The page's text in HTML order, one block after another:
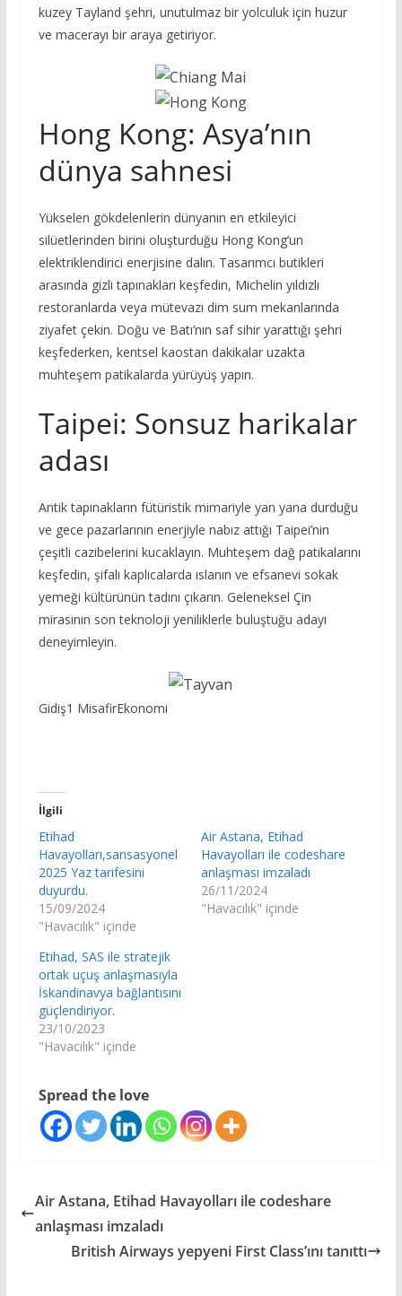
kuzey Tayland şehri, unutulmaz bir yolculuk için huzur
ve macerayı bir araya getiriyor.
Hong Kong: Asya’nın
dünya sahnesi
Yükselen gökdelenlerin dünyanın en etkileyici
silüetlerinden birini oluşturduğu Hong Kong’un
elektriklendirici enerjisine dalın. Tasarımcı butikleri
arasında gizli tapınakları keşfedin, Michelin yıldızlı
restoranlarda veya mütevazı dim sum mekanlarında
ziyafet çekin. Doğu ve Batı’nın saf sihir yarattığı şehri
keşfederken, kentsel kaostan dakikalar uzakta
muhteşem patikalarda yürüyüş yapın.
Taipei: Sonsuz harikalar
adası
Antik tapınakların fütüristik mimariyle yan yana durduğu
ve gece pazarlarının enerjiyle nabız attığı Taipei’nin
çeşitli cazibelerini kucaklayın. Muhteşem dağ patikalarını
keşfedin, şifalı kaplıcalarda ıslanın ve efsanevi sokak
yemeği kültürünün tadını çıkarın. Geleneksel Çin
mirasının son teknoloji yeniliklerle buluştuğu adayı
deneyimleyin.
Gidiş1 MisafirEkonomi
İlgili
Etihad
Havayolları,sansasyonel
2025 Yaz tarifesini
duyurdu.
15/09/2024
"Havacılık" içinde
Air Astana, Etihad
Havayolları ile codeshare
anlaşması imzaladı
26/11/2024
"Havacılık" içinde
Etihad, SAS ile stratejik
ortak uçuş anlaşmasıyla
İskandinavya bağlantısını
güçlendiriyor.
23/10/2023
"Havacılık" içinde
Spread the love
Air Astana, Etihad Havayolları ile codeshare
anlaşması imzaladı
British Airways yepyeni First Class’ını tanıttı